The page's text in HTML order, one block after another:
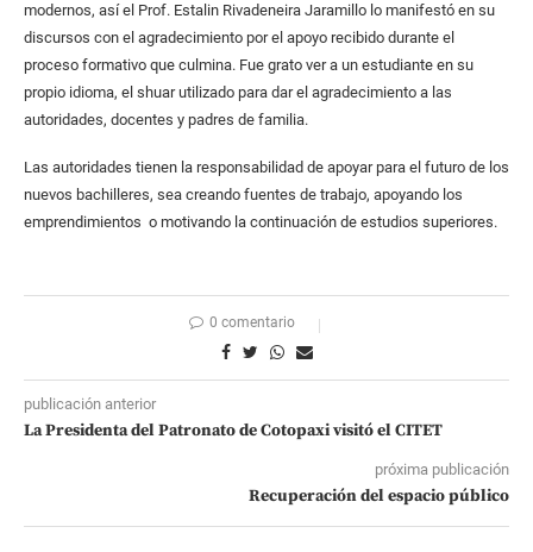
modernos, así el Prof. Estalin Rivadeneira Jaramillo lo manifestó en su
discursos con el agradecimiento por el apoyo recibido durante el
proceso formativo que culmina. Fue grato ver a un estudiante en su
propio idioma, el shuar utilizado para dar el agradecimiento a las
autoridades, docentes y padres de familia.
Las autoridades tienen la responsabilidad de apoyar para el futuro de los
nuevos bachilleres, sea creando fuentes de trabajo, apoyando los
emprendimientos o motivando la continuación de estudios superiores.
0 comentario
publicación anterior
La Presidenta del Patronato de Cotopaxi visitó el CITET
próxima publicación
Recuperación del espacio público